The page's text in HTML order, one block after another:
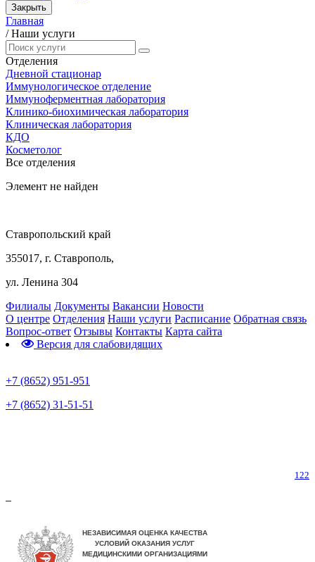
Закрыть
Главная
/ Наши услуги
Отделения
Дневной стационар
Иммунологическое отделение
Иммуноферментная лаборатория
Клинико-биохимическая лаборатория
Клиническая лаборатория
КДО
Косметолог
Все отделения
Элемент не найден
Ставропольский край
355017, г. Ставрополь,
ул. Ленина 304
Филиалы Документы Вакансии Новости
О центре Отделения Наши услуги Расписание Обратная связь
Вопрос-ответ Отзывы Контакты Карта сайта
Версия для слабовидящих
+7 (8652) 951-951
+7 (8652) 31-51-51
122